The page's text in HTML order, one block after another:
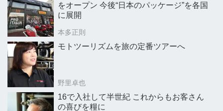
をオープン 今後“日本のパッケージ”を各国
に展開
本多正則
モトツーリズムを旅の定番ツアーへ
野里卓也
16で入社して半世紀 これからもお客さん
の喜びを糧に